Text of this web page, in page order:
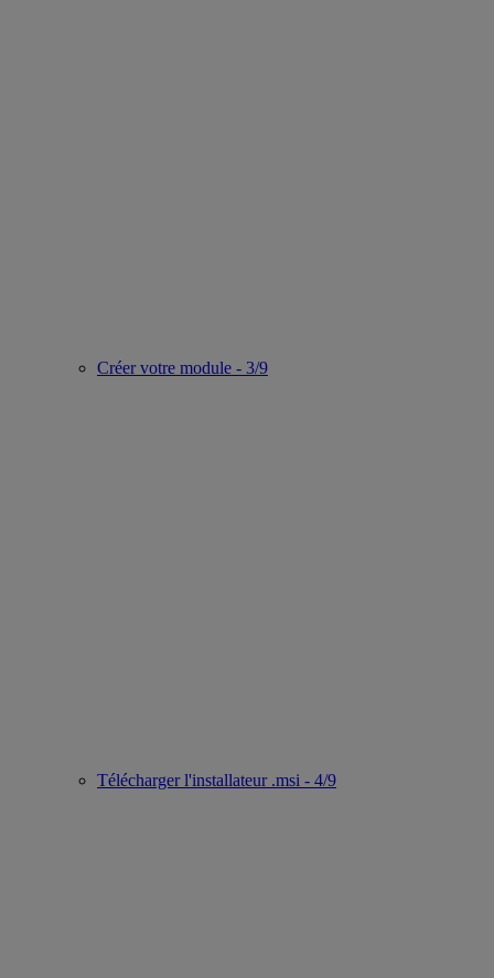
Créer votre module - 3/9
Télécharger l'installateur .msi - 4/9